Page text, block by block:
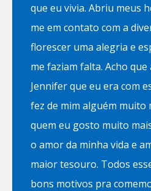
que eu vivia. Abriu meus
me em contato com a
florescer uma alegria e
me faziam falta. Acho que
Jennifer que eu era com
fez de mim alguém muito
quem eu gosto muito
o amor da minha vida e
maior tesouro. Todos
bons motivos pra